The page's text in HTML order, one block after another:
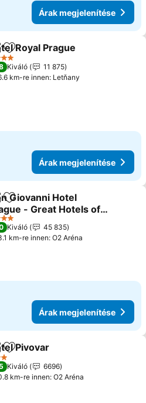
Árak megjelenítése
Hozzáadás a kedvencekhez
Royal Prague
Kiváló
11 875
km-re innen: Letňany
Árak megjelenítése
Hozzáadás a kedvencekhez
Giovanni Hotel
- Great Hotels of
World
Kiváló
45 835
km-re innen: O2 Aréna
Árak megjelenítése
Hozzáadás a kedvencekhez
Pivovar
Kiváló
6696
km-re innen: O2 Aréna